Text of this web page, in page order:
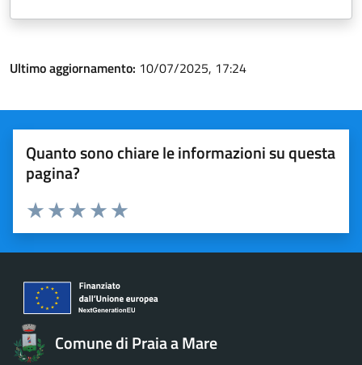
Ultimo aggiornamento: 10/07/2025, 17:24
Quanto sono chiare le informazioni su questa
pagina?
Valuta 5 stelle su 5
Valuta 4 stelle su 5
Valuta 3 stelle su 5
Valuta 2 stelle su 5
Valuta 1 stelle su 5
Comune di Praia a Mare